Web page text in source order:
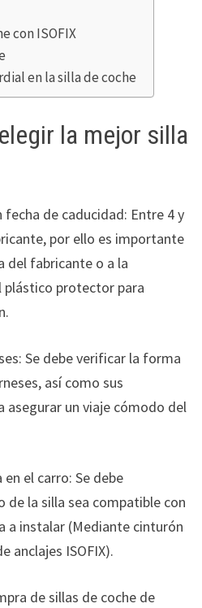
con ISOFIX
en la silla de coche
la mejor silla
fecha de caducidad: Entre 4 y
por ello es importante
del fabricante o a la
protector para
Se debe verificar la forma
así como sus
asegurar un viaje cómodo del
el carro: Se debe
de la silla sea compatible con
a instalar (Mediante cinturón
anclajes ISOFIX).
de sillas de coche de